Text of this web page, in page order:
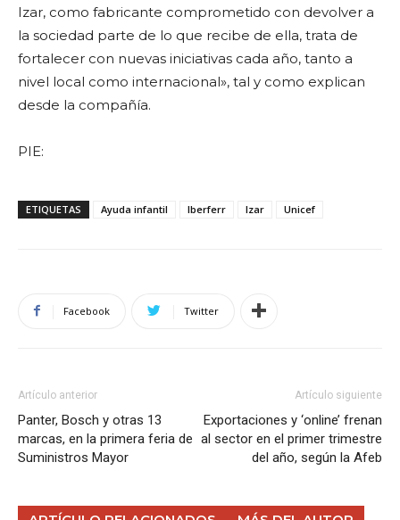
Izar, como fabricante comprometido con devolver a
la sociedad parte de lo que recibe de ella, trata de
fortalecer con nuevas iniciativas cada año, tanto a
nivel local como internacional», tal y como explican
desde la compañía.
PIE:
ETIQUETAS Ayuda infantil Iberferr Izar Unicef
Facebook Twitter
Artículo anterior
Panter, Bosch y otras 13
marcas, en la primera feria de
Suministros Mayor
Artículo siguiente
Exportaciones y ‘online’ frenan
al sector en el primer trimestre
del año, según la Afeb